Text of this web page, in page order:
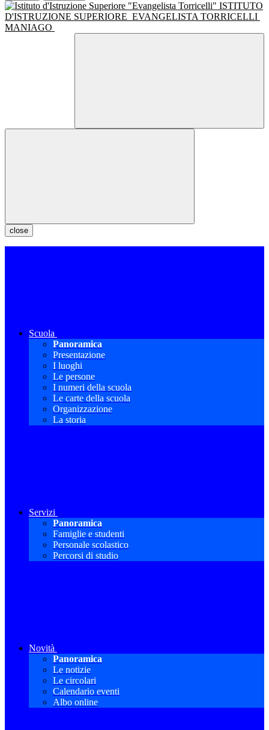
ISTITUTO
D'ISTRUZIONE SUPERIORE EVANGELISTA TORRICELLI
MANIAGO
close
Scuola
Panoramica
Presentazione
I luoghi
Le persone
I numeri della scuola
Le carte della scuola
Organizzazione
La storia
Servizi
Panoramica
Famiglie e studenti
Personale scolastico
Percorsi di studio
Novità
Panoramica
Le notizie
Le circolari
Calendario eventi
Albo online